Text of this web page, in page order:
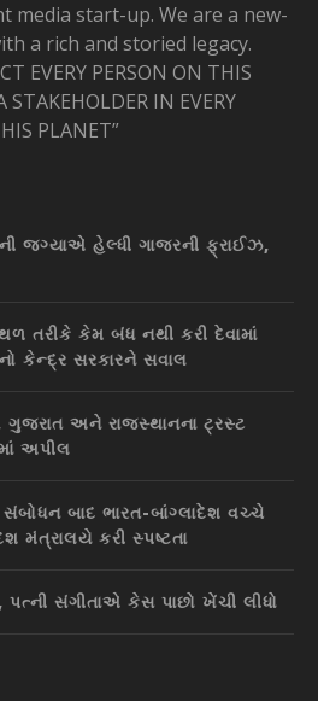
media start-up. We are a new-
a rich and storied legacy.
EVERY PERSON ON THIS
STAKEHOLDER IN EVERY
PLANET”
જગ્યાએ હેલ્ધી ગાજરની ફ્રાઈઝ,
તરીકે કેમ બંધ નથી કરી દેવામાં
કેન્દ્ર સરકારને સવાલ
ગુજરાત અને રાજસ્થાનના ટ્રસ્ટ
અપીલ
બાદ ભારત-બાંગ્લાદેશ વચ્ચે
મંત્રાલયે કરી સ્પષ્ટતા
સંગીતાએ કેસ પાછો ખેંચી લીધો